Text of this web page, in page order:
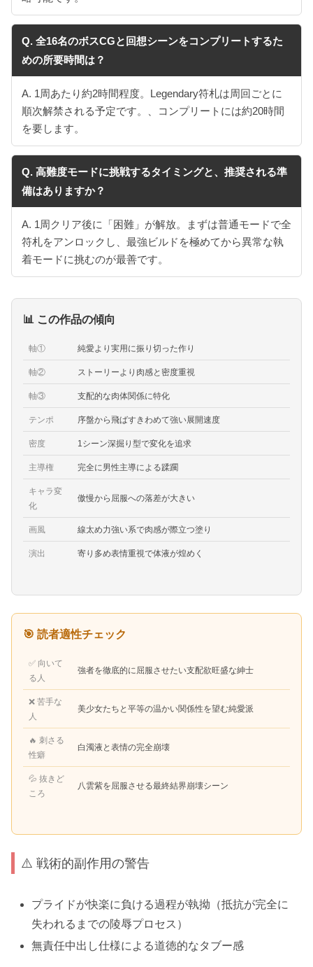
Q. 全16名のボスCGと回想シーンをコンプリートするた
めの所要時間は？
A. 1周あたり約2時間程度。Legendary符札は周回ごとに
順次解禁される予定です。、コンプリートには約20時間
を要します。
Q. 高難度モードに挑戦するタイミングと、推奨される準
備はありますか？
A. 1周クリア後に「困難」が解放。まずは普通モードで全
符札をアンロックし、最強ビルドを極めてから異常な執
着モードに挑むのが最善です。
📊 この作品の傾向
軸① 純愛より実用に振り切った作り
軸② ストーリーより肉感と密度重視
軸③ 支配的な肉体関係に特化
テンポ 序盤から飛ばすきわめて強い展開速度
密度 1シーン深掘り型で変化を追求
主導権 完全に男性主導による蹂躙
キャラ変
化
傲慢から屈服への落差が大きい
画風 線太め力強い系で肉感が際立つ塗り
演出 寄り多め表情重視で体液が煌めく
🎯 読者適性チェック
✅ 向いて
る人
強者を徹底的に屈服させたい支配欲旺盛な紳士
❌ 苦手な
人
美少女たちと平等の温かい関係性を望む純愛派
🔥 刺さる
性癖
白濁液と表情の完全崩壊
💦 抜きど
ころ
八雲紫を屈服させる最終結界崩壊シーン
⚠️ 戦術的副作用の警告
プライドが快楽に負ける過程が執拗（抵抗が完全に
失われるまでの陵辱プロセス）
無責任中出し仕様による道徳的なタブー感